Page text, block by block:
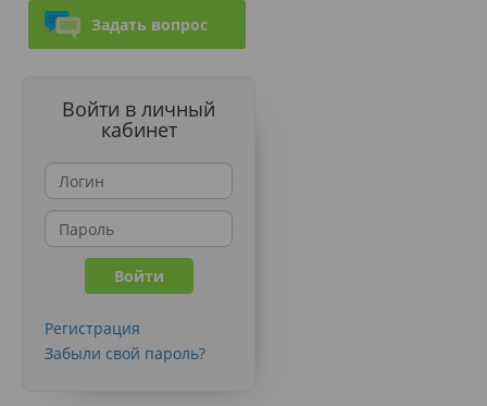
Задать вопрос
Войти в личный
кабинет
Регистрация
Забыли свой пароль?